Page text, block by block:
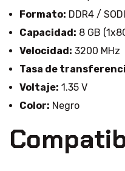
Formato: DDR4 /
Capacidad: 8 GB
Velocidad: 3200 MHz
Tasa de
Voltaje: 1.35 V
Color: Negro